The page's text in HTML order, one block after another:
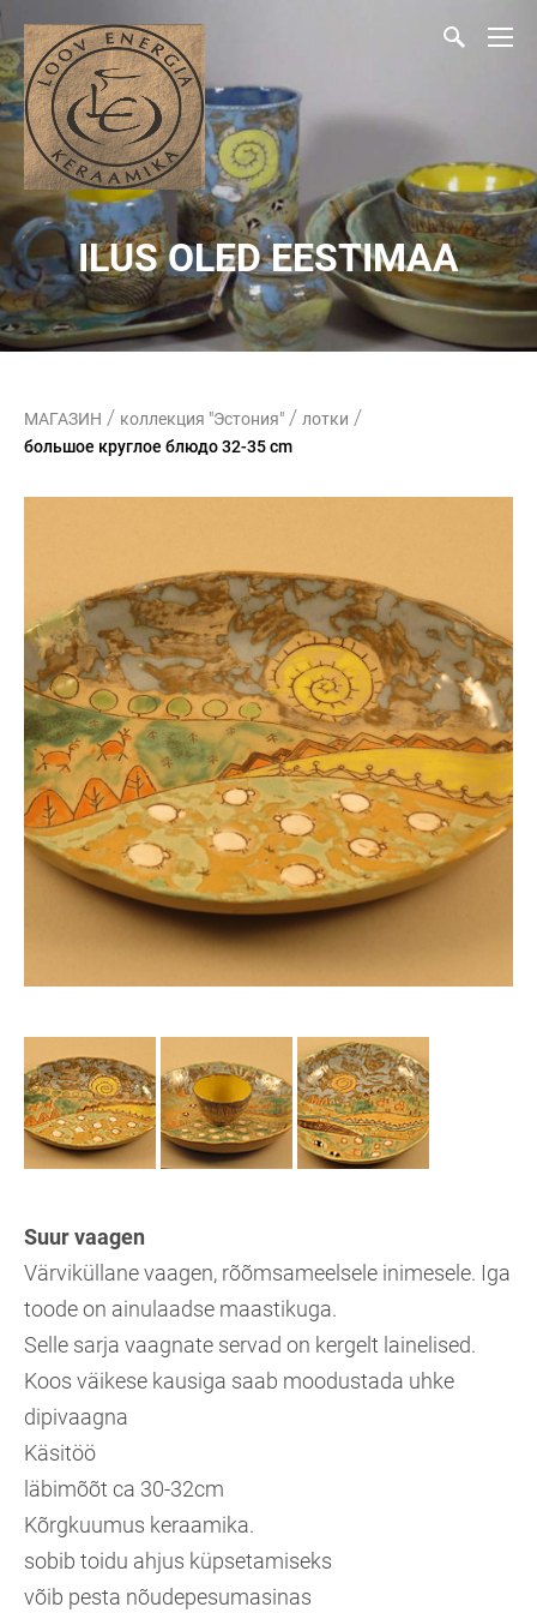
ILUS OLED EESTIMAA
МАГАЗИН / коллекция "Эстония" / лотки /
большое круглое блюдо 32-35 cm
Suur vaagen
Värviküllane vaagen, rõõmsameelsele inimesele. Iga
toode on ainulaadse maastikuga.
Selle sarja vaagnate servad on kergelt lainelised.
Koos väikese kausiga saab moodustada uhke
dipivaagna
Käsitöö
läbimõõt ca 30-32cm
Kõrgkuumus keraamika.
sobib toidu ahjus küpsetamiseks
võib pesta nõudepesumasinas